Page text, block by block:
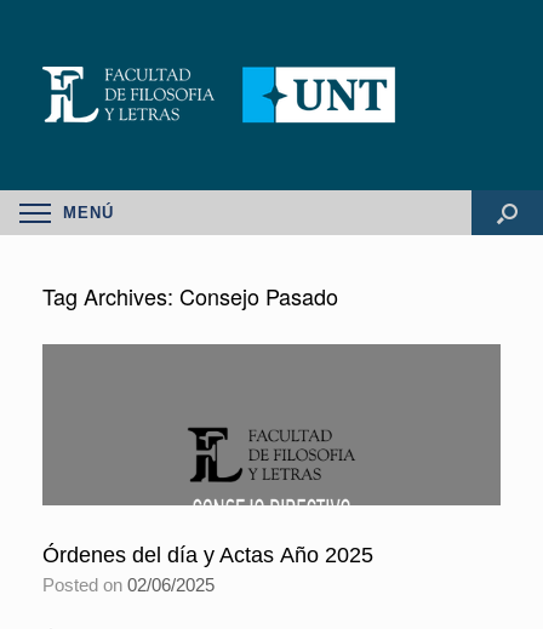
MENÚ
Tag Archives: Consejo Pasado
Órdenes del día y Actas Año 2025
Posted on 02/06/2025